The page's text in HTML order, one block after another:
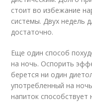
стоит во избежание
системы. Двух недель
достаточно.
Еще один способ
на ночь. Оспорить
берется ни один
употребленный на
напиток